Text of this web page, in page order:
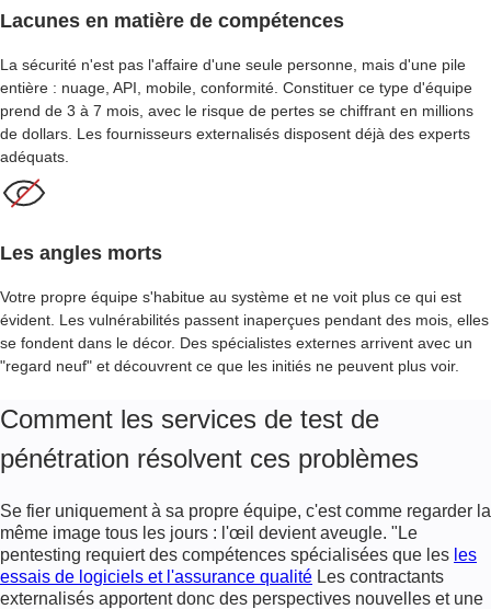
Lacunes en matière de compétences
La sécurité n'est pas l'affaire d'une seule personne, mais d'une pile
entière : nuage, API, mobile, conformité. Constituer ce type d'équipe
prend de 3 à 7 mois, avec le risque de pertes se chiffrant en millions
de dollars. Les fournisseurs externalisés disposent déjà des experts
adéquats.
Les angles morts
Votre propre équipe s'habitue au système et ne voit plus ce qui est
évident. Les vulnérabilités passent inaperçues pendant des mois, elles
se fondent dans le décor. Des spécialistes externes arrivent avec un
"regard neuf" et découvrent ce que les initiés ne peuvent plus voir.
Comment les services de test de
pénétration résolvent ces problèmes
Se fier uniquement à sa propre équipe, c'est comme regarder la
même image tous les jours : l'œil devient aveugle. "Le
pentesting requiert des compétences spécialisées que les les
essais de logiciels et l'assurance qualité Les contractants
externalisés apportent donc des perspectives nouvelles et une